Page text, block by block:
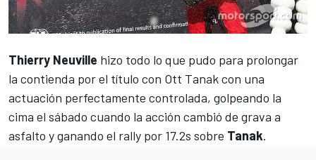
Thierry Neuville hizo todo lo que pudo para prolongar
la contienda por el título con Ott Tanak con una
actuación perfectamente controlada, golpeando la
cima el sábado cuando la acción cambió de grava a
asfalto y ganando el rally por 17.2s sobre Tanak.